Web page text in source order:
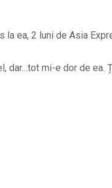
ea, 2 luni de Asia
dar…tot mi-e dor de ea.